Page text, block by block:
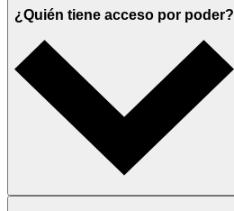
¿Quién tiene acceso por poder?